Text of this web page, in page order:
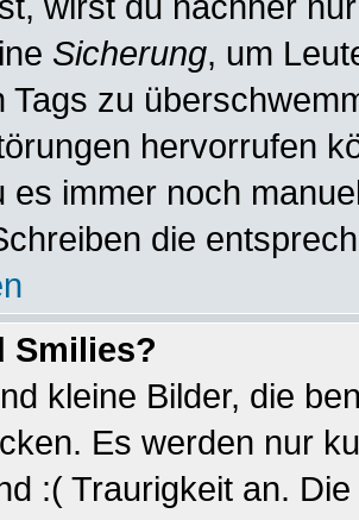
Sicherung, um
Tags zu
hervorrufen
es immer noch
die
Smilies?
kleine Bilder, die
Es werden nur
:( Traurigkeit an.